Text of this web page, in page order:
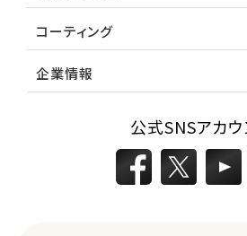
コーティング
企業情報
公式SNSアカウ